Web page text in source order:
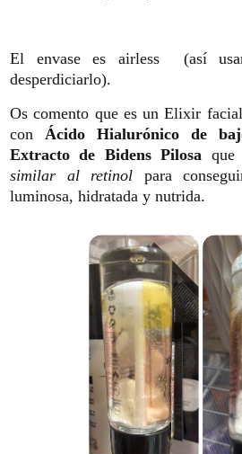
El envase es airless (así
desperdiciarlo).
Os comento que es un Elixir
con Ácido Hialurónico de
Extracto de Bidens Pilosa que
similar al retinol para
luminosa, hidratada y nutrida.